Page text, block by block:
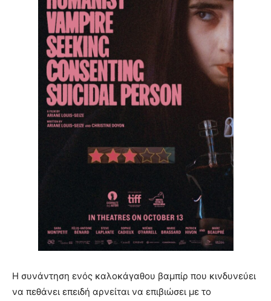
Η συνάντηση ενός καλοκάγαθου βαμπίρ που κινδυνεύει
να πεθάνει επειδή αρνείται να επιβιώσει με το